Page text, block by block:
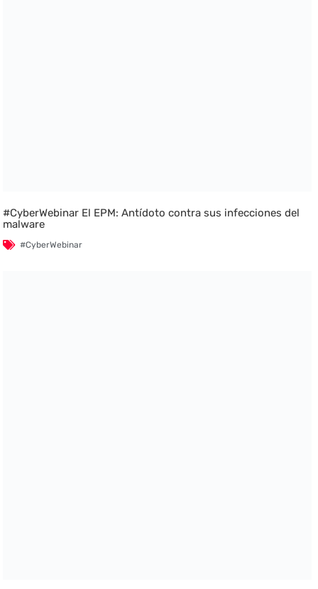
#CyberWebinar El EPM: Antídoto contra sus infecciones del
malware
#CyberWebinar